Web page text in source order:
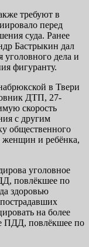
требуют в
перед
суда. Ранее
Бастрыкин дал
уголовного дела и
фигуранту.
в Твери
ДТП, 27-
скорость
с другим
общественного
женщин и ребёнка,
уголовное
повлёкшее по
здоровью
на более
ПДД, повлёкшее по